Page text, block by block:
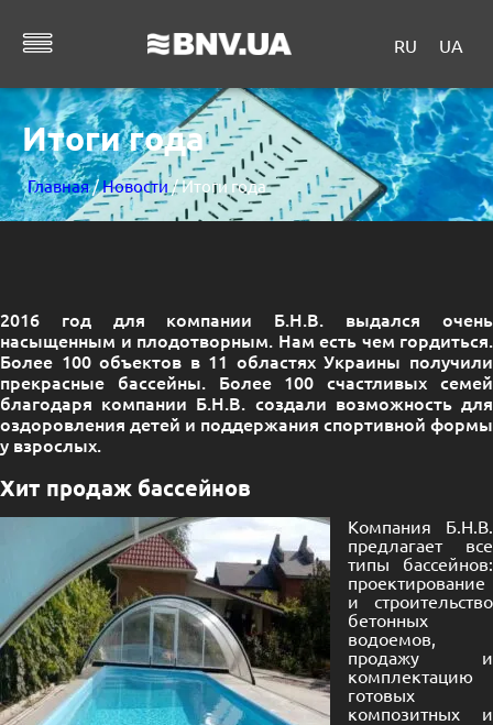
RU UA
Итоги года
Главная/Новости / Итоги года
2016 год для компании Б.Н.В. выдался очень
насыщенным и плодотворным. Нам есть чем гордиться.
Более 100 объектов в 11 областях Украины получили
прекрасные бассейны. Более 100 счастливых семей
благодаря компании Б.Н.В. создали возможность для
оздоровления детей и поддержания спортивной формы
у взрослых.
Хит продаж бассейнов
Компания Б.Н.В.
предлагает все
типы бассейнов:
проектирование
и строительство
бетонных
водоемов,
продажу и
комплектацию
готовых
композитных и